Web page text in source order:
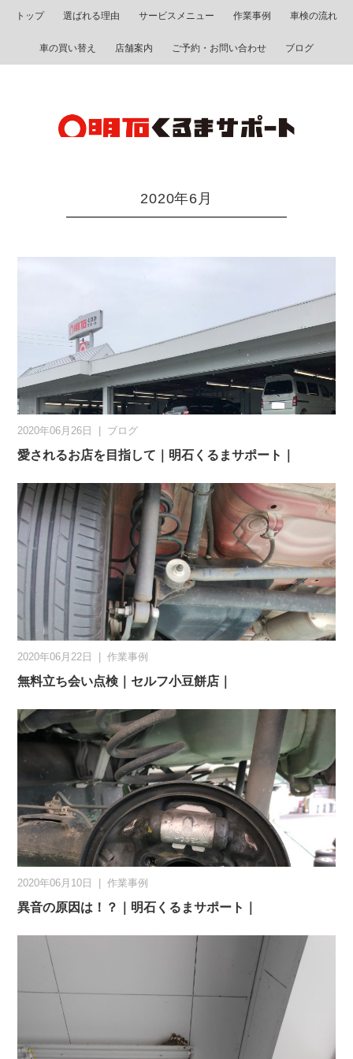
トップ 選ばれる理由 サービスメニュー 作業事例 車検の流れ
車の買い替え 店舗案内 ご予約・お問い合わせ ブログ
2020年6月
2020年06月26日 | ブログ
愛されるお店を目指して｜明石くるまサポート｜
2020年06月22日 | 作業事例
無料立ち会い点検｜セルフ小豆餅店｜
2020年06月10日 | 作業事例
異音の原因は！？｜明石くるまサポート｜